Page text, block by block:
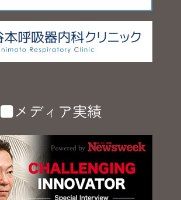
■メディア実績